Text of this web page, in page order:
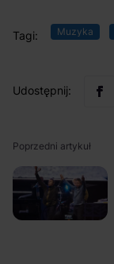
Tagi: Muzyka
Udostępnij:
Poprzedni artykuł